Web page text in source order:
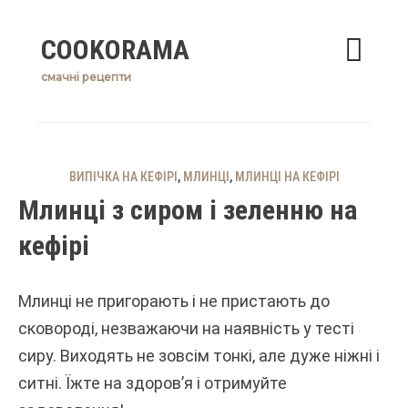
COOKORAMA
смачні рецепти
ВИПІЧКА НА КЕФІРІ , МЛИНЦІ , МЛИНЦІ НА КЕФІРІ
Млинці з сиром і зеленню на
кефірі
Млинці не пригорають і не пристають до
сковороді, незважаючи на наявність у тесті
сиру. Виходять не зовсім тонкі, але дуже ніжні і
ситні. Їжте на здоров’я і отримуйте